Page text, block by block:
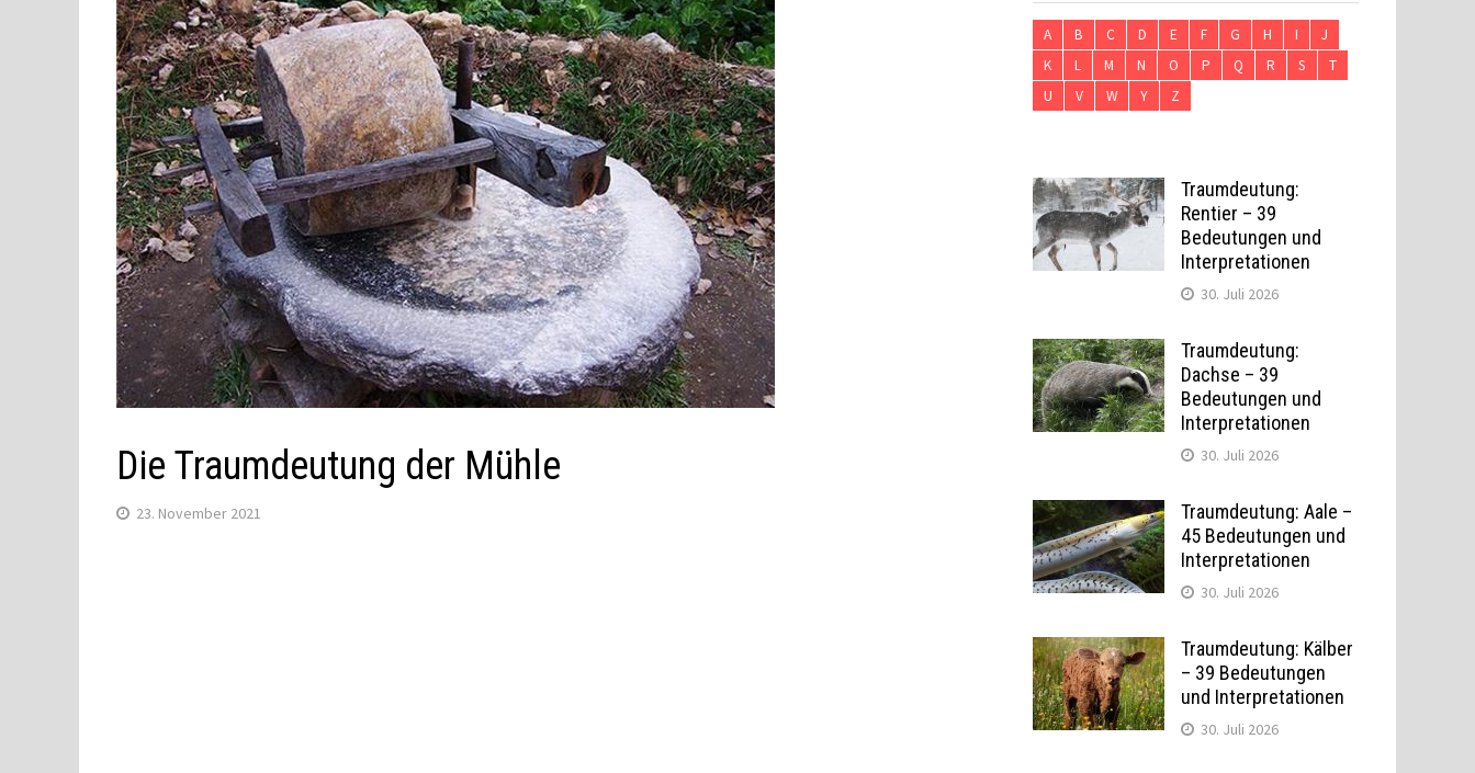
Die Traumdeutung der Mühle
23. November 2021
A B C D E F G H I
J
K
L M N O P Q R S
T
U
V W Y Z
Traumdeutung:
Rentier – 39
Bedeutungen und
Interpretationen
30. Juli 2026
Traumdeutung:
Dachse – 39
Bedeutungen und
Interpretationen
30. Juli 2026
Traumdeutung: Aale –
45 Bedeutungen und
Interpretationen
30. Juli 2026
Traumdeutung: Kälber
– 39 Bedeutungen
und Interpretationen
30. Juli 2026